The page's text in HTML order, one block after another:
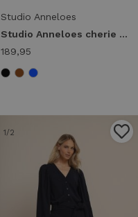
Studio Anneloes
Studio Anneloes cherie jumpsuit 94854 Jumpsuit 9000 black
189,95
1/2